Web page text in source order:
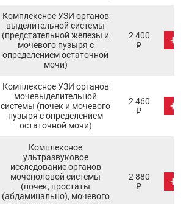
Комплексное УЗИ органов
выделительной системы
(предстательной железы и
мочевого пузыря с
определением остаточной
мочи)
2 400
₽
+
Комплексное УЗИ органов
мочевыделительной
системы (почек и мочевого
пузыря с определением
остаточной мочи)
2 460
₽
+
Комплексное
ультразвуковое
исследование органов
мочеполовой системы
(почек, простаты
(абдаминально), мочевого
2 880
₽
+